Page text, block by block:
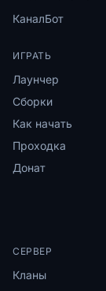
КаналБот
ИГРАТЬ
Лаунчер
Сборки
Как начать
Проходка
Донат
СЕРВЕР
Кланы